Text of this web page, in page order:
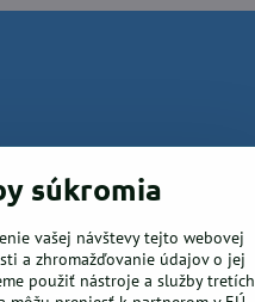
súkromia
vašej návštevy tejto webovej
a zhromažďovanie údajov o jej
použiť nástroje a služby tretích